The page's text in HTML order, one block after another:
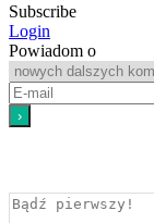
Subscribe
Login
Powiadom o